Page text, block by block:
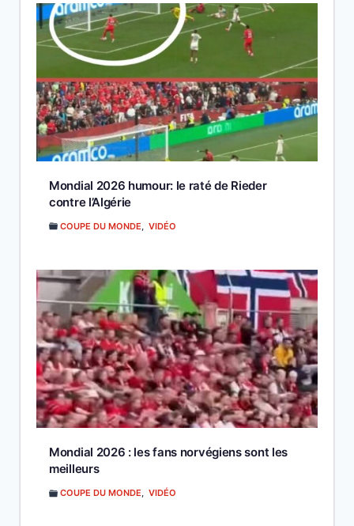
Mondial 2026 humour: le raté de Rieder
contre l’Algérie
COUPE DU MONDE, VIDÉO
Mondial 2026 : les fans norvégiens sont les
meilleurs
COUPE DU MONDE, VIDÉO